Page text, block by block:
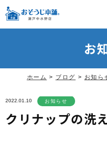
お
ホーム > ブログ > お知ら
2022.01.10 お知らせ
クリナップの洗